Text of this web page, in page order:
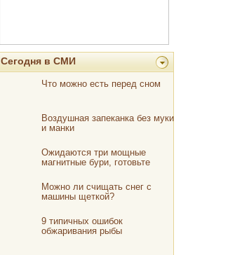
Сегодня в СМИ
Что можно есть перед сном
Воздушная запеканка без муки
и манки
Ожидаются три мощные
магнитные бури, готовьте
Можно ли счищать снег с
машины щеткой?
9 типичных ошибок
обжаривания рыбы